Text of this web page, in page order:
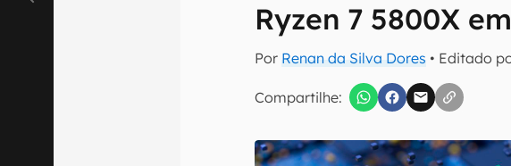
Ryzen 7 5800X
Por Renan da Silva Dores • Editado
Compartilhe:
Assine a newsletter do